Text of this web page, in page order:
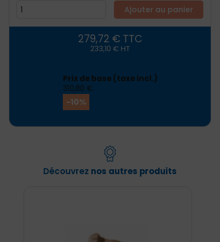
Prix ​​de base (taxe incl.)
310,80 €
-10%
233,10 € HT
279,72 € TTC
Ajouter au panier
Découvrez nos autres produits